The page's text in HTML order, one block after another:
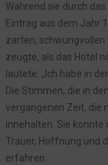
Episode 12: Das
Episode 11: Die Spur
Was bisher geschah
Unbekannte
Episode 10: Der erste
Episode 9: Annas
Tauche ein in die
Während sie durch
Eintrag aus dem Jahr
zarten,
zeugte, als das Hotel
lautete: „Ich habe in
Die Stimmen, die in
vergangenen Zeit, die
innehalten. Sie konnte
Trauer, Hoffnung und
erfahren.